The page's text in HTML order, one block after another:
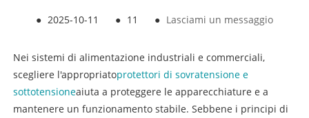
● 2025-10-11 ● 11 ● Lasciami un messaggio
Nei sistemi di alimentazione industriali e commerciali,
scegliere l'appropriatoprotettori di sovratensione e
sottotensioneaiuta a proteggere le apparecchiature e a
mantenere un funzionamento stabile. Sebbene i principi di